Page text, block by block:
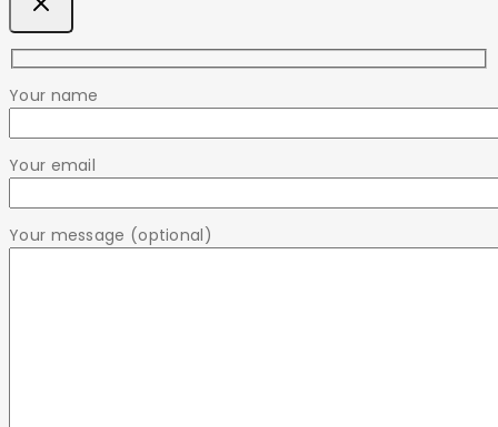
Your name
Your email
Your message (optional)